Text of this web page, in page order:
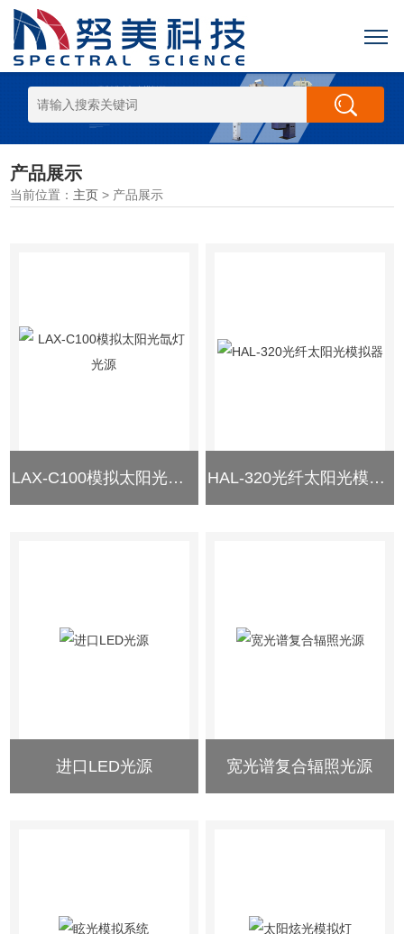
产品展示
当前位置： 主页 > 产品展示
LAX-C100模拟太阳光氙灯光源 HAL-320光纤太阳光模拟器
进口LED光源 宽光谱复合辐照光源